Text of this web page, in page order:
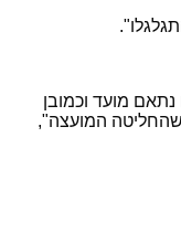
מועד וכמובן
המועצה",